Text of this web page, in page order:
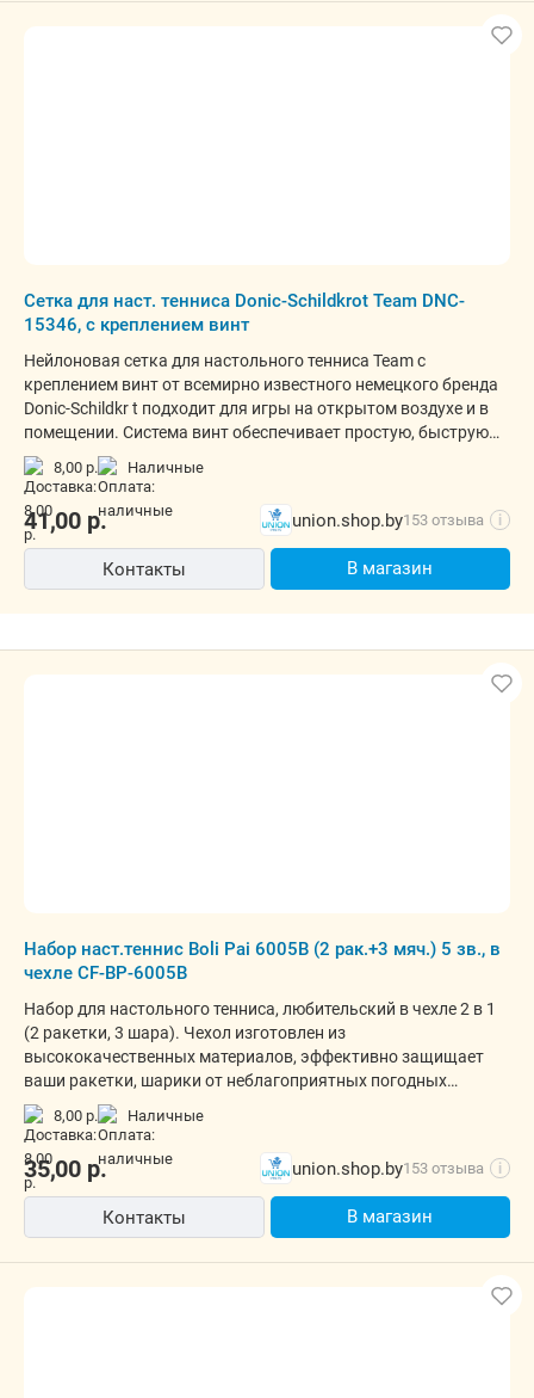
Сетка для наст. тенниса Donic-Schildkrot Team DNC-
15346, с креплением винт
Нейлоновая сетка для настольного тенниса Team с
креплением винт от всемирно известного немецкого бренда
Donic-Schildkr t подходит для игры на открытом воздухе и в
помещении. Система винт обеспечивает простую, быструю
установку сетки
8,00 р. наличные
41,00 р. union.shop.by153 отзыва i
Контакты В магазин
Набор наст.теннис Boli Pai 6005В (2 рак.+3 мяч.) 5 зв., в
чехле CF-BP-6005B
Набор для настольного тенниса, любительский в чехле 2 в 1
(2 ракетки, 3 шара). Чехол изготовлен из
высококачественных материалов, эффективно защищает
ваши ракетки, шарики от неблагоприятных погодных
условий.
8,00 р. наличные
35,00 р. union.shop.by153 отзыва i
Контакты В магазин